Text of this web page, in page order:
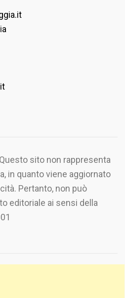
sito non rappresenta
in quanto viene aggiornato
Pertanto, non può
editoriale ai sensi della